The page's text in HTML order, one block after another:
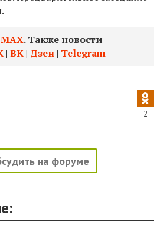
МАХ. Также новости
| ВК| Дзен| Telegram
2
на форуме